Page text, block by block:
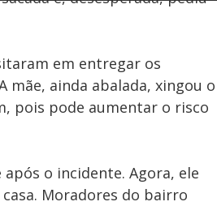
em entregar os
mãe, ainda abalada, xingou o
pois pode aumentar o risco
o incidente. Agora, ele
Moradores do bairro